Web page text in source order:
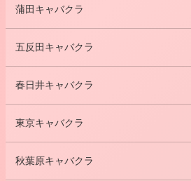
蒲田キャバクラ
五反田キャバクラ
春日井キャバクラ
東京キャバクラ
秋葉原キャバクラ